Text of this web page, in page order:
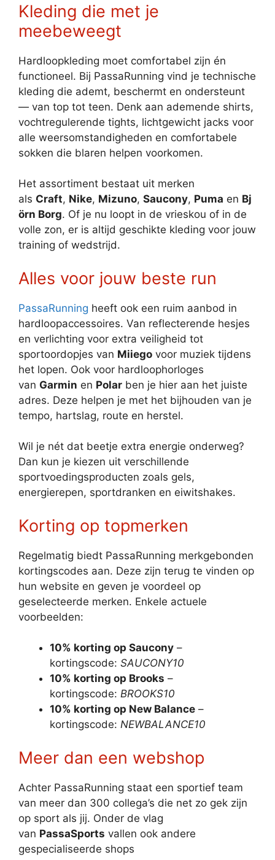
Kleding die met je
meebeweegt
Hardloopkleding moet comfortabel zijn én
functioneel. Bij PassaRunning vind je technische
kleding die ademt, beschermt en ondersteunt
— van top tot teen. Denk aan ademende shirts,
vochtregulerende tights, lichtgewicht jacks voor
alle weersomstandigheden en comfortabele
sokken die blaren helpen voorkomen.
Het assortiment bestaat uit merken
als Craft, Nike, Mizuno, Saucony, Puma en Bj
örn Borg. Of je nu loopt in de vrieskou of in de
volle zon, er is altijd geschikte kleding voor jouw
training of wedstrijd.
Alles voor jouw beste run
PassaRunning heeft ook een ruim aanbod in
hardloopaccessoires. Van reflecterende hesjes
en verlichting voor extra veiligheid tot
sportoordopjes van Miiego voor muziek tijdens
het lopen. Ook voor hardloophorloges
van Garmin en Polar ben je hier aan het juiste
adres. Deze helpen je met het bijhouden van je
tempo, hartslag, route en herstel.
Wil je nét dat beetje extra energie onderweg?
Dan kun je kiezen uit verschillende
sportvoedingsproducten zoals gels,
energierepen, sportdranken en eiwitshakes.
Korting op topmerken
Regelmatig biedt PassaRunning merkgebonden
kortingscodes aan. Deze zijn terug te vinden op
hun website en geven je voordeel op
geselecteerde merken. Enkele actuele
voorbeelden:
10% korting op Saucony –
kortingscode: SAUCONY10
10% korting op Brooks –
kortingscode: BROOKS10
10% korting op New Balance –
kortingscode: NEWBALANCE10
Meer dan een webshop
Achter PassaRunning staat een sportief team
van meer dan 300 collega’s die net zo gek zijn
op sport als jij. Onder de vlag
van PassaSports vallen ook andere
gespecialiseerde shops